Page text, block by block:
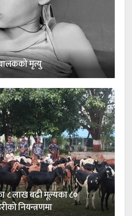
मृत्यु
८ लाख बढी मूल्यका ८०
नियन्त्रणमा